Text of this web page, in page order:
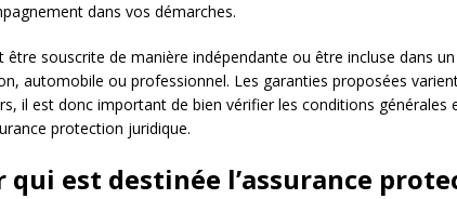
dans vos démarches.
être souscrite de manière indépendante ou être incluse dans
automobile ou professionnel. Les garanties proposées
il est donc important de bien vérifier les conditions générales
protection juridique.
qui est destinée l’assurance